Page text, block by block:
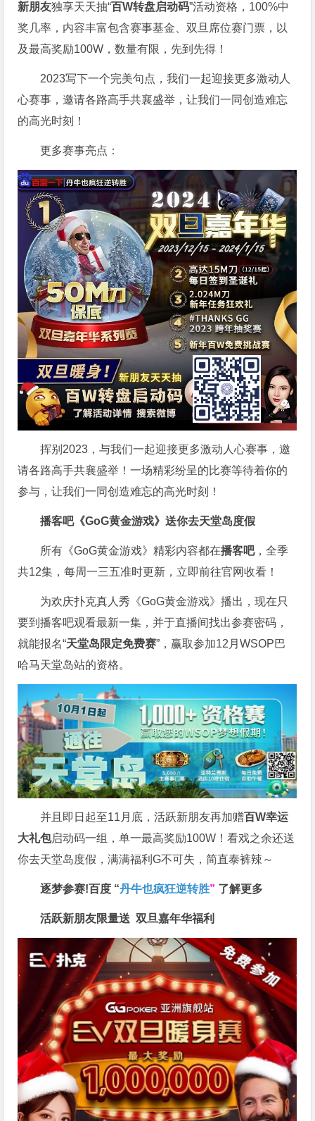
新朋友独享天天抽“百W转盘启动码”活动资格，100%中
奖几率，内容丰富包含赛事基金、双旦席位赛门票，以
及最高奖励100W，数量有限，先到先得！
2023写下一个完美句点，我们一起迎接更多激动人
心赛事，邀请各路高手共襄盛举，让我们一同创造难忘
的高光时刻！
更多赛事亮点：
挥别2023，与我们一起迎接更多激动人心赛事，邀
请各路高手共襄盛举！一场精彩纷呈的比赛等待着你的
参与，让我们一同创造难忘的高光时刻！
播客吧《GoG黄金游戏》送你去天堂岛度假
所有《GoG黄金游戏》精彩内容都在播客吧，全季
共12集，每周一三五准时更新，立即前往官网收看！
为欢庆扑克真人秀《GoG黄金游戏》播出，现在只
要到播客吧观看最新一集，并于直播间找出参赛密码，
就能报名“天堂岛限定免费赛”，赢取参加12月WSOP巴
哈马天堂岛站的资格。
并且即日起至11月底，活跃新朋友再加赠百W幸运
大礼包启动码一组，单一最高奖励100W！看戏之余还送
你去天堂岛度假，满满福利G不可失，简直泰裤辣～
逐梦参赛!百度 “丹牛也疯狂逆转胜” 了解更多
活跃新朋友限量送双旦嘉年华福利